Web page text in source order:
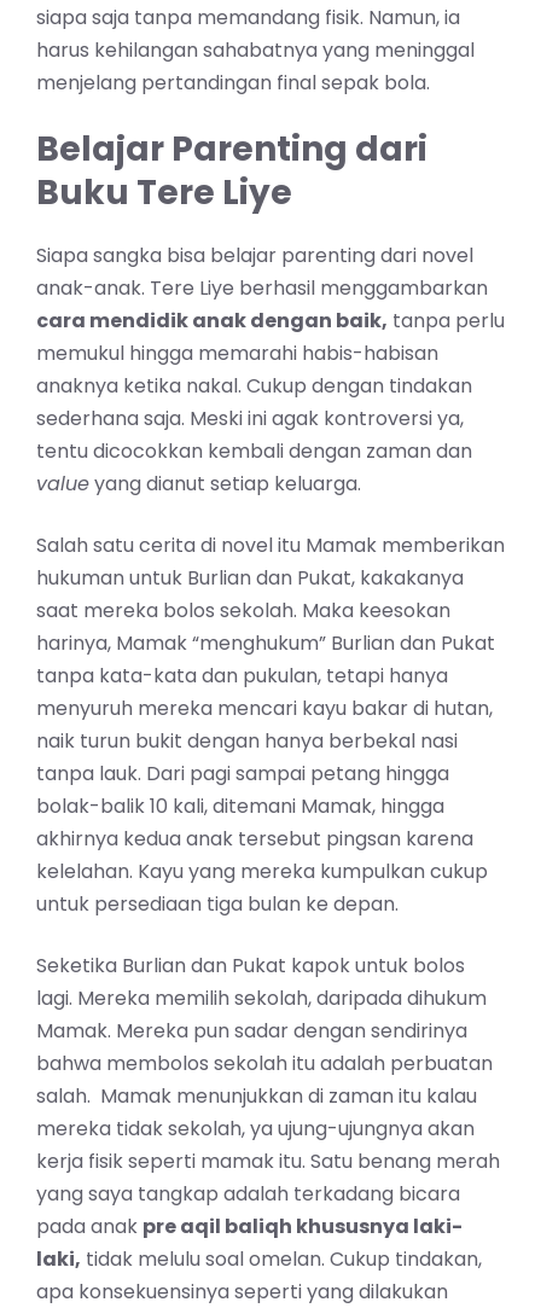
siapa saja tanpa memandang fisik. Namun, ia
harus kehilangan sahabatnya yang meninggal
menjelang pertandingan final sepak bola.
Belajar Parenting dari
Buku Tere Liye
Siapa sangka bisa belajar parenting dari novel
anak-anak. Tere Liye berhasil menggambarkan
cara mendidik anak dengan baik, tanpa perlu
memukul hingga memarahi habis-habisan
anaknya ketika nakal. Cukup dengan tindakan
sederhana saja. Meski ini agak kontroversi ya,
tentu dicocokkan kembali dengan zaman dan
valueyang dianut setiap keluarga.
Salah satu cerita di novel itu Mamak memberikan
hukuman untuk Burlian dan Pukat, kakakanya
saat mereka bolos sekolah. Maka keesokan
harinya, Mamak “menghukum” Burlian dan Pukat
tanpa kata-kata dan pukulan, tetapi hanya
menyuruh mereka mencari kayu bakar di hutan,
naik turun bukit dengan hanya berbekal nasi
tanpa lauk. Dari pagi sampai petang hingga
bolak-balik 10 kali, ditemani Mamak, hingga
akhirnya kedua anak tersebut pingsan karena
kelelahan. Kayu yang mereka kumpulkan cukup
untuk persediaan tiga bulan ke depan.
Seketika Burlian dan Pukat kapok untuk bolos
lagi. Mereka memilih sekolah, daripada dihukum
Mamak. Mereka pun sadar dengan sendirinya
bahwa membolos sekolah itu adalah perbuatan
salah. Mamak menunjukkan di zaman itu kalau
mereka tidak sekolah, ya ujung-ujungnya akan
kerja fisik seperti mamak itu. Satu benang merah
yang saya tangkap adalah terkadang bicara
pada anak pre aqil baliqh khususnya laki-
laki, tidak melulu soal omelan. Cukup tindakan,
apa konsekuensinya seperti yang dilakukan